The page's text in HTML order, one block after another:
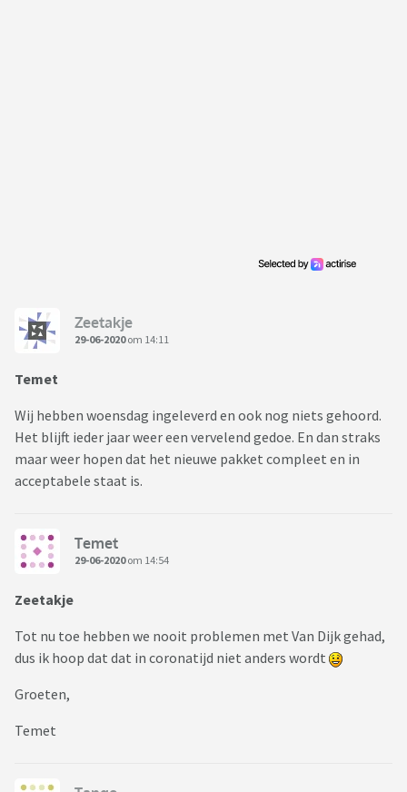
Zeetakje
29-06-2020om 14:11
Temet
Wij hebben woensdag ingeleverd en ook nog niets gehoord.
Het blijft ieder jaar weer een vervelend gedoe. En dan straks
maar weer hopen dat het nieuwe pakket compleet en in
acceptabele staat is.
Temet
29-06-2020om 14:54
Zeetakje
Tot nu toe hebben we nooit problemen met Van Dijk gehad,
dus ik hoop dat dat in coronatijd niet anders wordt
Groeten,
Temet